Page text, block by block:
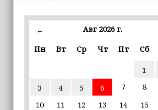
весом в четыре тонны
Всего за семь дней «Человек‑паук:
Новый день» стал лидером
сборов 2026 года
← Авг 2026 г.
Пн
Вт Ср Чт Пт Сб
1
3
4 5 6 7 8
10
11 12 13 14 15